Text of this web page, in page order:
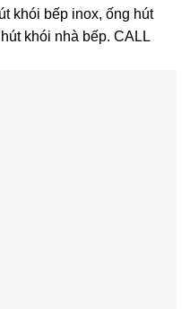
khói bếp inox, ống hút
khói nhà bếp. CALL